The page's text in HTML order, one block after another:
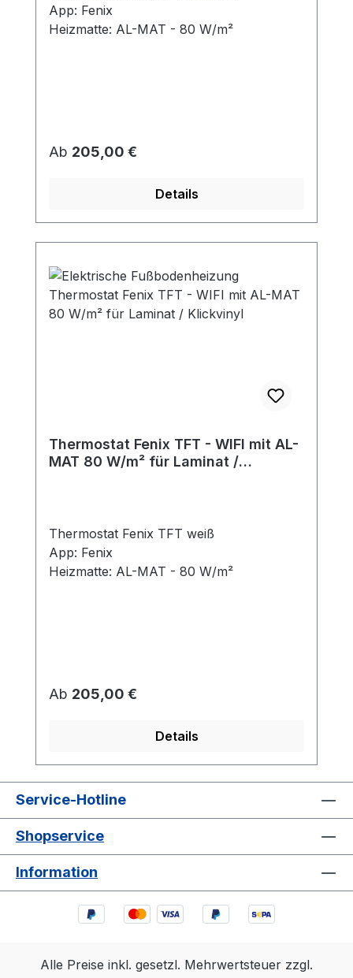
App: Fenix
Heizmatte: AL-MAT - 80 W/m²
Regulärer Preis:
Ab 205,00 €
Details
Thermostat Fenix TFT - WIFI mit AL-
MAT 80 W/m² für Laminat /
Thermostat Fenix TFT weiß
App: Fenix
Heizmatte: AL-MAT - 80 W/m²
Regulärer Preis:
Ab 205,00 €
Details
Service-Hotline
Shopservice
Information
Alle Preise inkl. gesetzl. Mehrwertsteuer zzgl.